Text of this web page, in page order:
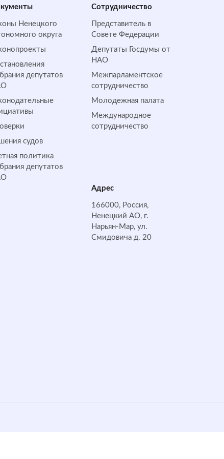
Ненецкого
округа
депутатов
судов
политика
депутатов
Сотрудничество
Представитель в
Совете Федерации
Депутаты Госдумы от
НАО
Межпарламентское
сотрудничество
Молодежная палата
Международное
сотрудничество
Адрес
166000, Россия,
Ненецкий АО, г.
Нарьян-Мар, ул.
Смидовича д. 20